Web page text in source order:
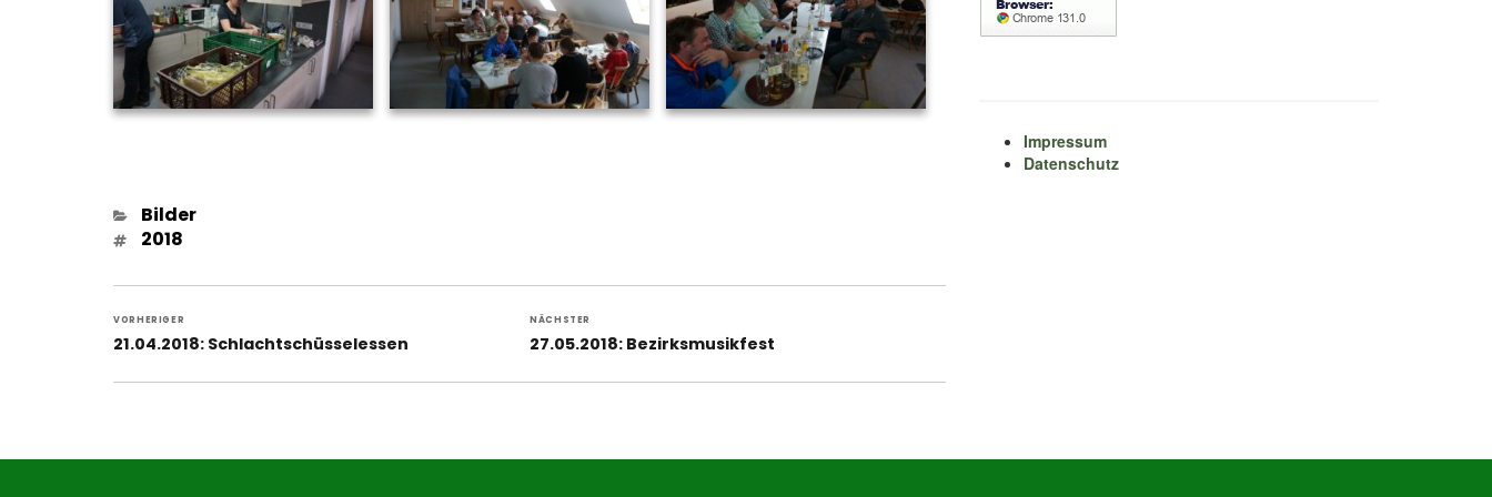
Kategorien
Bilder
Schlagwörter
2018
VORHERIGER
Vorheriger
21.04.2018: Schlachtschüsselessen
NÄCHSTER
Nächster
27.05.2018: Bezirksmusikfest
Impressum
Datenschutz